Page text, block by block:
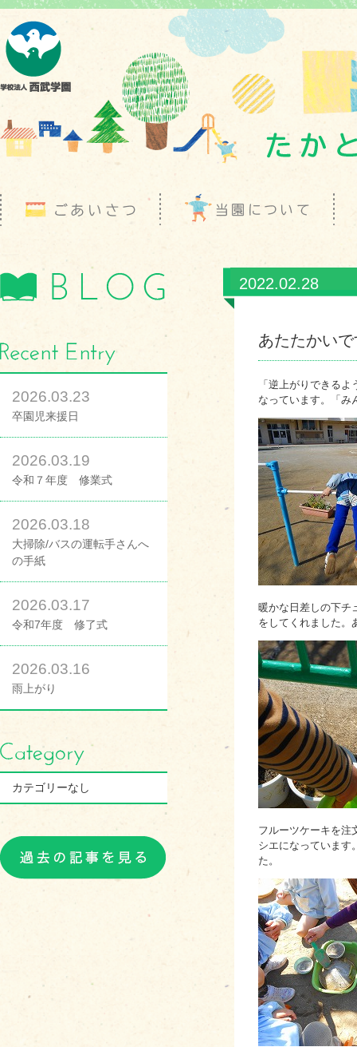
2026.03.23
卒園児来援日
2026.03.19
令和７年度 修業式
2026.03.18
大掃除/バスの運転手さんへ
の手紙
2026.03.17
令和7年度 修了式
2026.03.16
雨上がり
カテゴリーなし
2022.02.28
あたたかい
「逆上がりできる
なっています。「み
暖かな日差しの下チ
をしてくれました。
フルーツケーキを注
シエになっています
た。